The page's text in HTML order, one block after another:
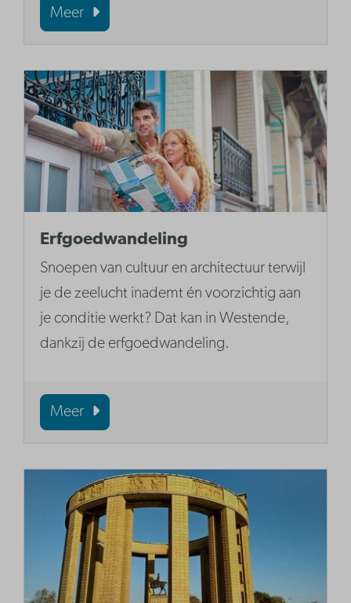
Meer
Erfgoedwandeling
Snoepen van cultuur en architectuur terwijl
je de zeelucht inademt én voorzichtig aan
je conditie werkt? Dat kan in Westende,
dankzij de erfgoedwandeling.
Meer